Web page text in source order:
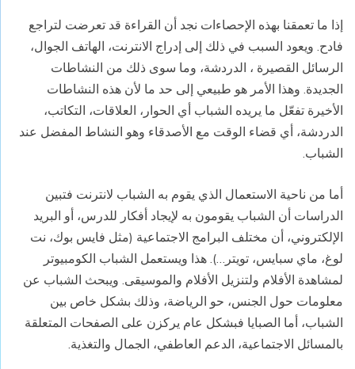
إذا ما تعمقنا بهذه الإحصاءات نجد أن القراءة قد تعرضت لتراجع
فادح. ويعود السبب في ذلك إلى إدراج الانترنت، الهاتف الجوال،
الرسائل القصيرة ، الدردشة، وما سوى ذلك من النشاطات
الجديدة. وهذا الأمر هو طبيعي إلى حد ما لأن هذه النشاطات
الأخيرة تفعّل ما يريده الشباب أي الحوار، العلاقات، التكاتب،
الدردشة، أي قضاء الوقت مع الأصدقاء وهو النشاط المفضل عند
الشباب.
أما من ناحية الاستعمال الذي يقوم به الشباب لانترنت فتبين
الدراسات أن الشباب يقومون به لإيجاد أفكار للدرس، أو البريد
الإلكتروني، أن مختلف البرامج الاجتماعية (مثل فايس بوك، نت
لوغ، ماي سبايس، تويتر…). هذا ويستعمل الشباب الكومبيوتر
لمشاهدة الأفلام ولتنزيل الأفلام والموسيقى. ويبحث الشباب عن
معلومات حول الجنس، حو الرياضة، وذلك بشكل خاص بين
الشباب، أما الصبايا فبشكل عام يركزن على الصفحات المتعلقة
بالمسائل الاجتماعية، الدعم العاطفي، الجمال والتغذية.